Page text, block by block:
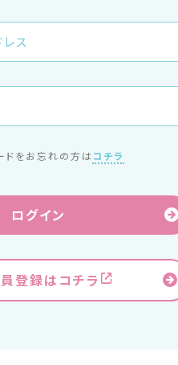
ドをお忘れの方は コチラ
ログイン
登録はコチラ